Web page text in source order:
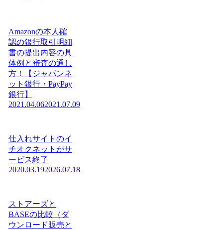
Amazonの本人確
認の銀行取引明細
書の提出内容の具
体例と審査の通し
方！【ジャパンネ
ット銀行・PayPay
銀行】
2021.04.062021.07.09
仕入れサイトのイ
チオクネットがサ
ービス終了
2020.03.192026.07.18
ストアーズと
BASEの比較（ダ
ウンロード販売と